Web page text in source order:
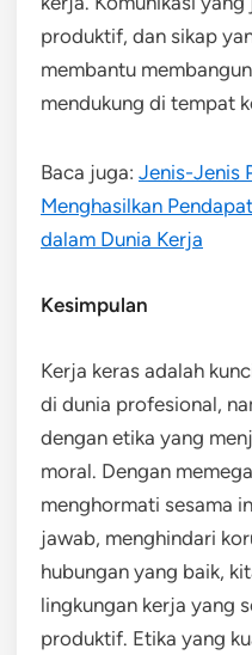
produktif, dan sikap
membantu
mendukung di tempat
Baca juga: Jenis-Jenis
Menghasilkan
dalam Dunia Kerja
Kesimpulan
Kerja keras adalah
di dunia profesional,
dengan etika yang
moral. Dengan
menghormati sesama
jawab, menghindari
hubungan yang baik,
lingkungan kerja yang
produktif. Etika yang